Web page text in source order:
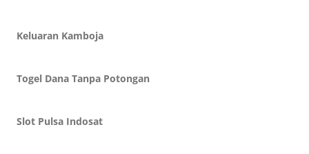
Keluaran Kamboja
Togel Dana Tanpa Potongan
Slot Pulsa Indosat